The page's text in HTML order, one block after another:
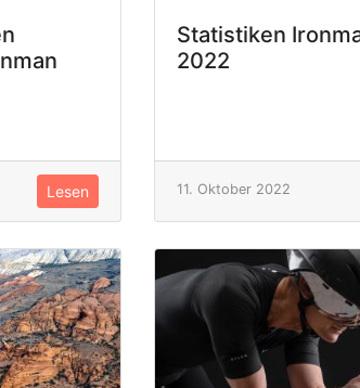
Lesen
Statistiken
2022
11. Oktober 2022